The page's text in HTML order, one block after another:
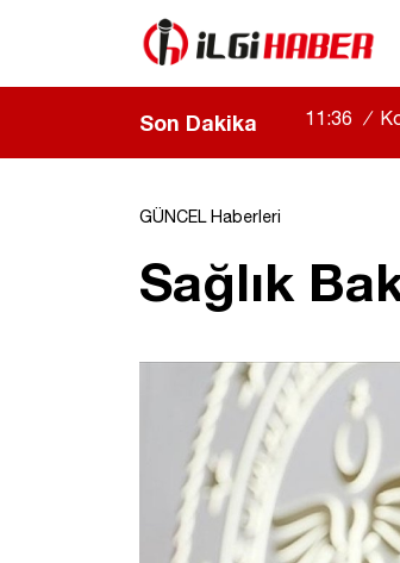
Son Dakika 11:36 /
yaralandı |
GÜNCEL Haberleri
Sağlık